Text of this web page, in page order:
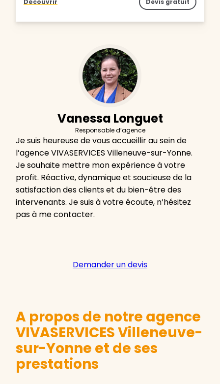
Découvrir Devis gratuit
Vanessa Longuet
Responsable d’agence
Je suis heureuse de vous accueillir au sein de
l’agence VIVASERVICES Villeneuve-sur-Yonne.
Je souhaite mettre mon expérience à votre
profit. Réactive, dynamique et soucieuse de la
satisfaction des clients et du bien-être des
intervenants. Je suis à votre écoute, n’hésitez
pas à me contacter.
Demander un devis
A propos de notre agence
VIVASERVICES Villeneuve-
sur-Yonne et de ses
prestations